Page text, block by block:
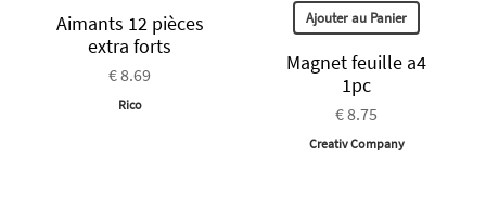
Aimants 12 pièces
extra forts
€ 8.69
Rico
Ajouter au Panier
Magnet feuille a4
1pc
€ 8.75
Creativ Company